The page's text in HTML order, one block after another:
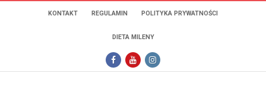
KONTAKT REGULAMIN POLITYKA PRYWATNOŚCI
DIETA MILENY